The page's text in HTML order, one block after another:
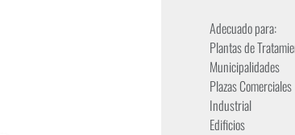
Adecuado para:
Plantas de
Municipalidades
Plazas Comerciales
Industrial
Edificios